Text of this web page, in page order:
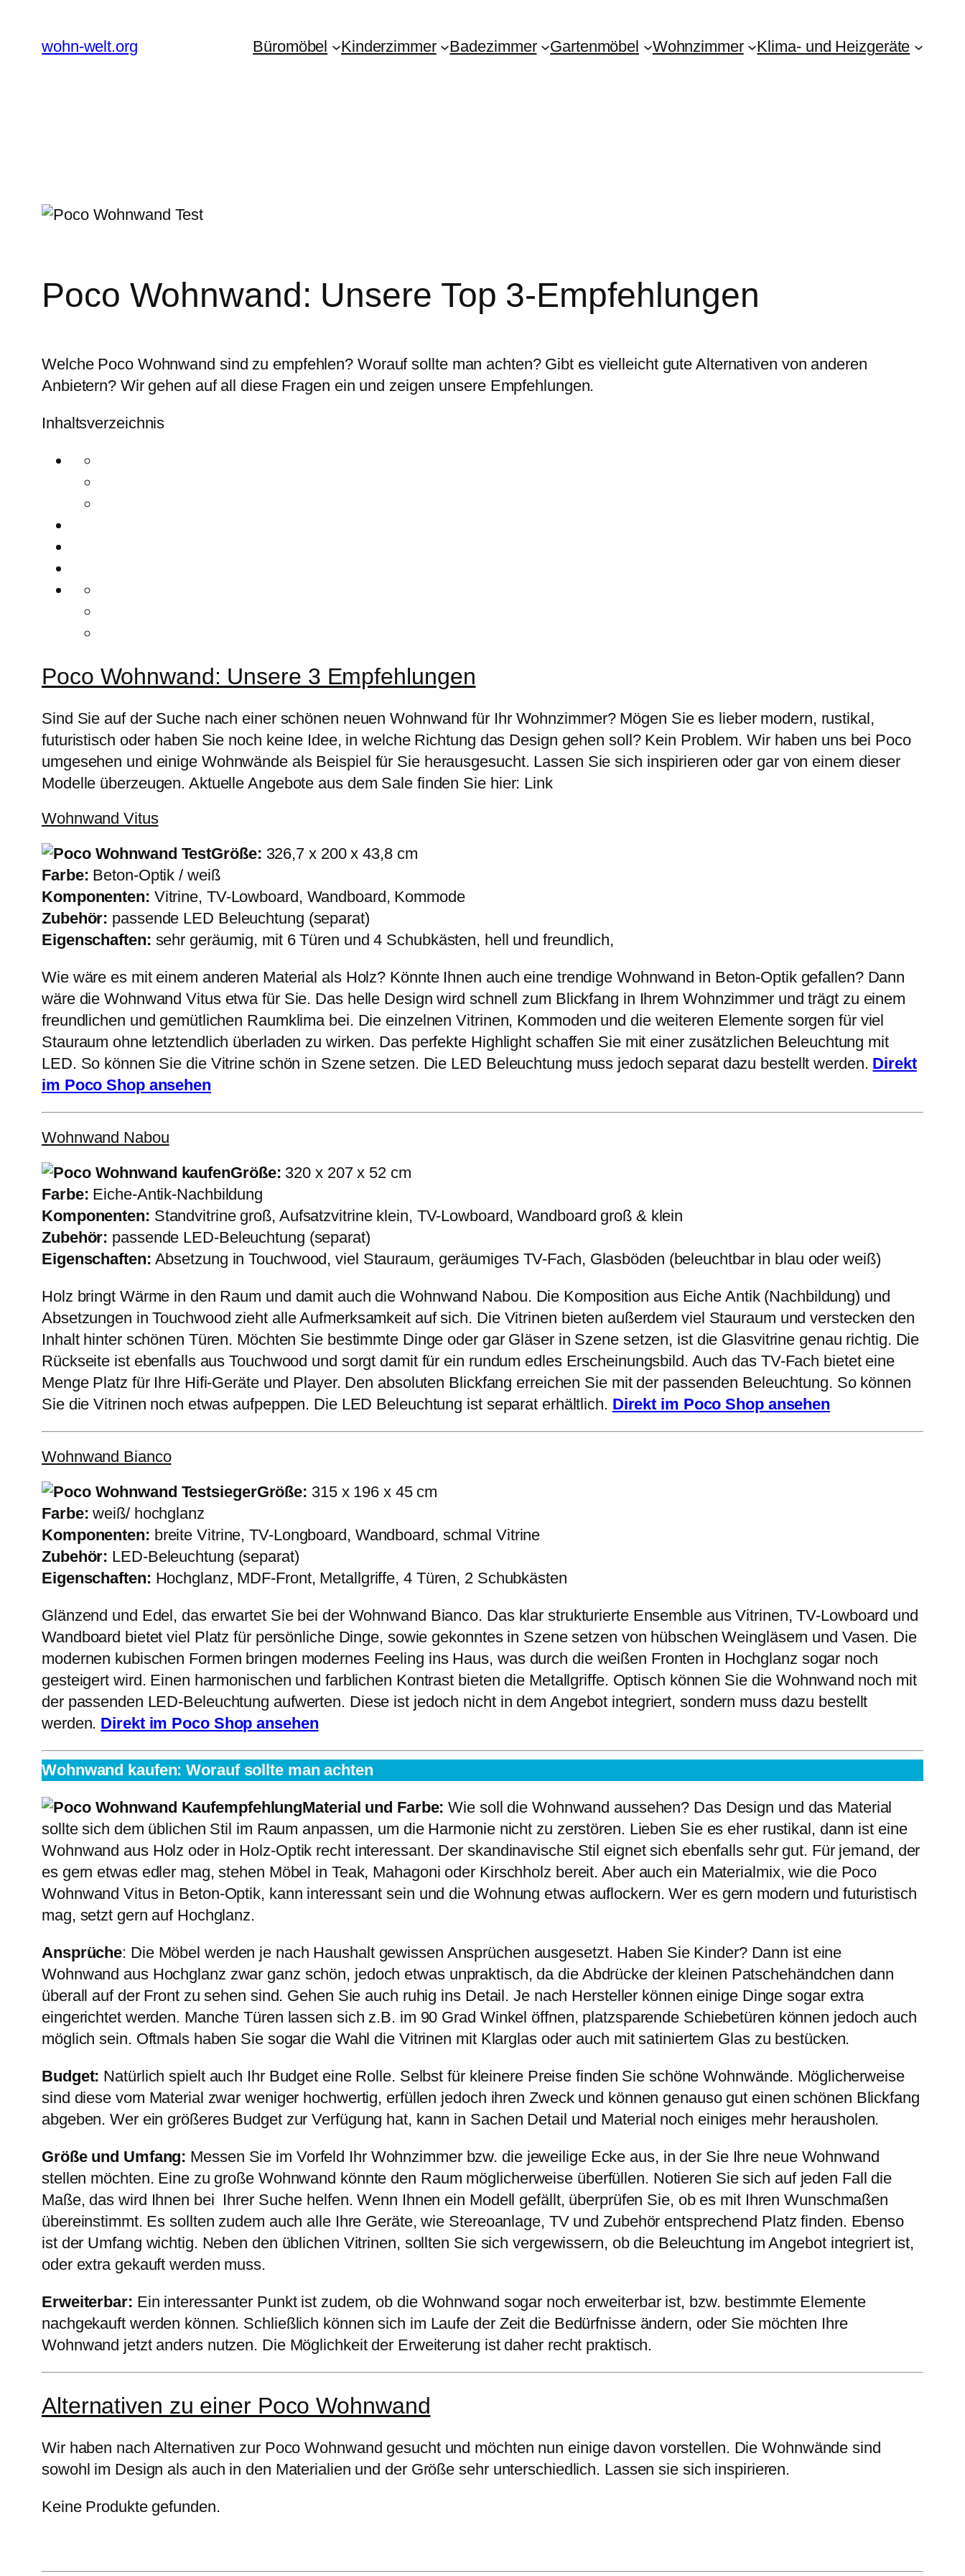
springen
wohn-welt.org Büromöbel Kinderzimmer Badezimmer Gartenmöbel Wohnzimmer Klima- und Heizgeräte
Poco Wohnwand: Unsere Top 3-Empfehlungen
Welche Poco Wohnwand sind zu empfehlen? Worauf sollte man achten? Gibt es vielleicht gute Alternativen von anderen
Anbietern? Wir gehen auf all diese Fragen ein und zeigen unsere Empfehlungen.
Inhaltsverzeichnis
Poco Wohnwand: Unsere 3 Empfehlungen
Sind Sie auf der Suche nach einer schönen neuen Wohnwand für Ihr Wohnzimmer? Mögen Sie es lieber modern, rustikal,
futuristisch oder haben Sie noch keine Idee, in welche Richtung das Design gehen soll? Kein Problem. Wir haben uns bei Poco
umgesehen und einige Wohnwände als Beispiel für Sie herausgesucht. Lassen Sie sich inspirieren oder gar von einem dieser
Modelle überzeugen. Aktuelle Angebote aus dem Sale finden Sie hier: Link
Wohnwand Vitus
Größe: 326,7 x 200 x 43,8 cm
Farbe: Beton-Optik / weiß
Komponenten: Vitrine, TV-Lowboard, Wandboard, Kommode
Zubehör: passende LED Beleuchtung (separat)
Eigenschaften: sehr geräumig, mit 6 Türen und 4 Schubkästen, hell und freundlich,
Wie wäre es mit einem anderen Material als Holz? Könnte Ihnen auch eine trendige Wohnwand in Beton-Optik gefallen? Dann
wäre die Wohnwand Vitus etwa für Sie. Das helle Design wird schnell zum Blickfang in Ihrem Wohnzimmer und trägt zu einem
freundlichen und gemütlichen Raumklima bei. Die einzelnen Vitrinen, Kommoden und die weiteren Elemente sorgen für viel
Stauraum ohne letztendlich überladen zu wirken. Das perfekte Highlight schaffen Sie mit einer zusätzlichen Beleuchtung mit
LED. So können Sie die Vitrine schön in Szene setzen. Die LED Beleuchtung muss jedoch separat dazu bestellt werden. Direkt
im Poco Shop ansehen
Wohnwand Nabou
Größe: 320 x 207 x 52 cm
Farbe: Eiche-Antik-Nachbildung
Komponenten: Standvitrine groß, Aufsatzvitrine klein, TV-Lowboard, Wandboard groß & klein
Zubehör: passende LED-Beleuchtung (separat)
Eigenschaften: Absetzung in Touchwood, viel Stauraum, geräumiges TV-Fach, Glasböden (beleuchtbar in blau oder weiß)
Holz bringt Wärme in den Raum und damit auch die Wohnwand Nabou. Die Komposition aus Eiche Antik (Nachbildung) und
Absetzungen in Touchwood zieht alle Aufmerksamkeit auf sich. Die Vitrinen bieten außerdem viel Stauraum und verstecken den
Inhalt hinter schönen Türen. Möchten Sie bestimmte Dinge oder gar Gläser in Szene setzen, ist die Glasvitrine genau richtig. Die
Rückseite ist ebenfalls aus Touchwood und sorgt damit für ein rundum edles Erscheinungsbild. Auch das TV-Fach bietet eine
Menge Platz für Ihre Hifi-Geräte und Player. Den absoluten Blickfang erreichen Sie mit der passenden Beleuchtung. So können
Sie die Vitrinen noch etwas aufpeppen. Die LED Beleuchtung ist separat erhältlich. Direkt im Poco Shop ansehen
Wohnwand Bianco
Größe: 315 x 196 x 45 cm
Farbe: weiß/ hochglanz
Komponenten: breite Vitrine, TV-Longboard, Wandboard, schmal Vitrine
Zubehör: LED-Beleuchtung (separat)
Eigenschaften: Hochglanz, MDF-Front, Metallgriffe, 4 Türen, 2 Schubkästen
Glänzend und Edel, das erwartet Sie bei der Wohnwand Bianco. Das klar strukturierte Ensemble aus Vitrinen, TV-Lowboard und
Wandboard bietet viel Platz für persönliche Dinge, sowie gekonntes in Szene setzen von hübschen Weingläsern und Vasen. Die
modernen kubischen Formen bringen modernes Feeling ins Haus, was durch die weißen Fronten in Hochglanz sogar noch
gesteigert wird. Einen harmonischen und farblichen Kontrast bieten die Metallgriffe. Optisch können Sie die Wohnwand noch mit
der passenden LED-Beleuchtung aufwerten. Diese ist jedoch nicht in dem Angebot integriert, sondern muss dazu bestellt
werden. Direkt im Poco Shop ansehen
Wohnwand kaufen: Worauf sollte man achten
Material und Farbe: Wie soll die Wohnwand aussehen? Das Design und das Material
sollte sich dem üblichen Stil im Raum anpassen, um die Harmonie nicht zu zerstören. Lieben Sie es eher rustikal, dann ist eine
Wohnwand aus Holz oder in Holz-Optik recht interessant. Der skandinavische Stil eignet sich ebenfalls sehr gut. Für jemand, der
es gern etwas edler mag, stehen Möbel in Teak, Mahagoni oder Kirschholz bereit. Aber auch ein Materialmix, wie die Poco
Wohnwand Vitus in Beton-Optik, kann interessant sein und die Wohnung etwas auflockern. Wer es gern modern und futuristisch
mag, setzt gern auf Hochglanz.
Ansprüche: Die Möbel werden je nach Haushalt gewissen Ansprüchen ausgesetzt. Haben Sie Kinder? Dann ist eine
Wohnwand aus Hochglanz zwar ganz schön, jedoch etwas unpraktisch, da die Abdrücke der kleinen Patschehändchen dann
überall auf der Front zu sehen sind. Gehen Sie auch ruhig ins Detail. Je nach Hersteller können einige Dinge sogar extra
eingerichtet werden. Manche Türen lassen sich z.B. im 90 Grad Winkel öffnen, platzsparende Schiebetüren können jedoch auch
möglich sein. Oftmals haben Sie sogar die Wahl die Vitrinen mit Klarglas oder auch mit satiniertem Glas zu bestücken.
Budget: Natürlich spielt auch Ihr Budget eine Rolle. Selbst für kleinere Preise finden Sie schöne Wohnwände. Möglicherweise
sind diese vom Material zwar weniger hochwertig, erfüllen jedoch ihren Zweck und können genauso gut einen schönen Blickfang
abgeben. Wer ein größeres Budget zur Verfügung hat, kann in Sachen Detail und Material noch einiges mehr herausholen.
Größe und Umfang: Messen Sie im Vorfeld Ihr Wohnzimmer bzw. die jeweilige Ecke aus, in der Sie Ihre neue Wohnwand
stellen möchten. Eine zu große Wohnwand könnte den Raum möglicherweise überfüllen. Notieren Sie sich auf jeden Fall die
Maße, das wird Ihnen bei Ihrer Suche helfen. Wenn Ihnen ein Modell gefällt, überprüfen Sie, ob es mit Ihren Wunschmaßen
übereinstimmt. Es sollten zudem auch alle Ihre Geräte, wie Stereoanlage, TV und Zubehör entsprechend Platz finden. Ebenso
ist der Umfang wichtig. Neben den üblichen Vitrinen, sollten Sie sich vergewissern, ob die Beleuchtung im Angebot integriert ist,
oder extra gekauft werden muss.
Erweiterbar: Ein interessanter Punkt ist zudem, ob die Wohnwand sogar noch erweiterbar ist, bzw. bestimmte Elemente
nachgekauft werden können. Schließlich können sich im Laufe der Zeit die Bedürfnisse ändern, oder Sie möchten Ihre
Wohnwand jetzt anders nutzen. Die Möglichkeit der Erweiterung ist daher recht praktisch.
Alternativen zu einer Poco Wohnwand
Wir haben nach Alternativen zur Poco Wohnwand gesucht und möchten nun einige davon vorstellen. Die Wohnwände sind
sowohl im Design als auch in den Materialien und der Größe sehr unterschiedlich. Lassen sie sich inspirieren.
Keine Produkte gefunden.